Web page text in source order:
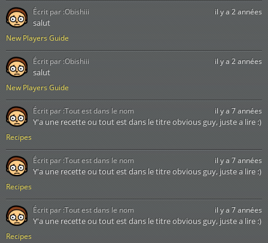
New Players Guide
il y a 2 années
salut
Écrit par :Obishiii
New Players Guide
il y a 2 années
salut
Écrit par :Obishiii
Recipes
il y a 7 années
Y'a une recette ou tout est dans le titre obvious guy, juste a lire :)
Écrit par :Tout est dans le nom
Recipes
il y a 7 années
Y'a une recette ou tout est dans le titre obvious guy, juste a lire :)
Écrit par :Tout est dans le nom
Recipes
il y a 7 années
Y'a une recette ou tout est dans le titre obvious guy, juste a lire :)
Écrit par :Tout est dans le nom